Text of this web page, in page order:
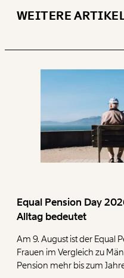
WEITERE
Equal Pension Day
Alltag bedeutet
Am 9. August ist der Equal
Frauen im Vergleich zu
Pension mehr bis zum